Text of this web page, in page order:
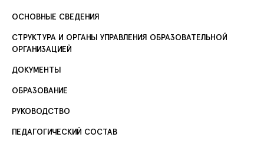
ОСНОВНЫЕ СВЕДЕНИЯ
СТРУКТУРА И ОРГАНЫ УПРАВЛЕНИЯ ОБРАЗОВАТЕЛЬНОЙ
ОРГАНИЗАЦИЕЙ
ДОКУМЕНТЫ
ОБРАЗОВАНИЕ
РУКОВОДСТВО
ПЕДАГОГИЧЕСКИЙ СОСТАВ